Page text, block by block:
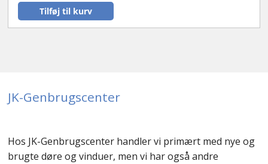
Tilføj til kurv
JK-Genbrugscenter
Hos JK-Genbrugscenter handler vi primært med nye og
brugte døre og vinduer, men vi har også andre